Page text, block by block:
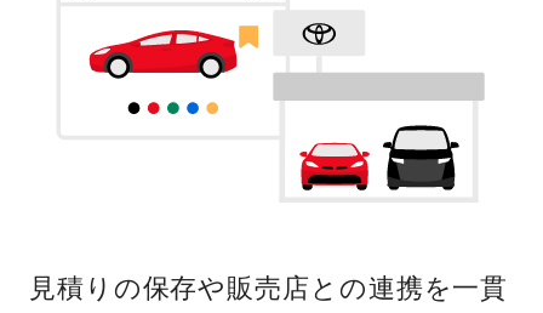
見積りの保存や販売店との連携を一貫